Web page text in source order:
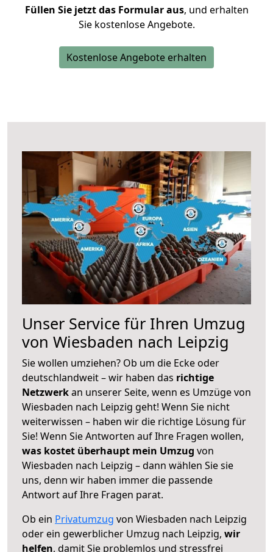
Füllen Sie jetzt das Formular aus, und erhalten
Sie kostenlose Angebote.
Kostenlose Angebote erhalten
Unser Service für Ihren Umzug
von Wiesbaden nach Leipzig
Sie wollen umziehen? Ob um die Ecke oder
deutschlandweit – wir haben das richtige
Netzwerkan unserer Seite, wenn es Umzüge von
Wiesbaden nach Leipzig geht! Wenn Sie nicht
weiterwissen – haben wir die richtige Lösung für
Sie! Wenn Sie Antworten auf Ihre Fragen wollen,
was kostet überhaupt mein Umzug von
Wiesbaden nach Leipzig – dann wählen Sie sie
uns, denn wir haben immer die passende
Antwort auf Ihre Fragen parat.
Ob ein Privatumzug von Wiesbaden nach Leipzig
oder ein gewerblicher Umzug nach Leipzig, wir
helfen, damit Sie problemlos und stressfrei